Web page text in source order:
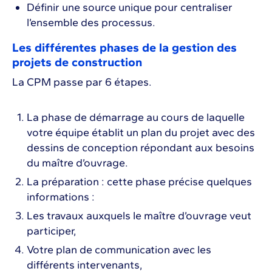
Définir une source unique pour centraliser
l’ensemble des processus.
Les différentes phases de la gestion des
projets de construction
La CPM passe par 6 étapes.
La phase de démarrage au cours de laquelle
votre équipe établit un plan du projet avec des
dessins de conception répondant aux besoins
du maître d’ouvrage.
La préparation : cette phase précise quelques
informations :
Les travaux auxquels le maître d’ouvrage veut
participer,
Votre plan de communication avec les
différents intervenants,